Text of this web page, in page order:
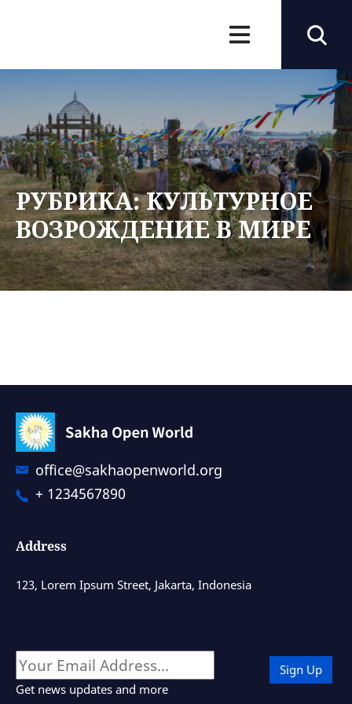
РУБРИКА:КУЛЬТУРНОЕ
ВОЗРОЖДЕНИЕ В МИРЕ
office@sakhaopenworld.org
+ 1234567890
Address
123, Lorem Ipsum Street, Jakarta, Indonesia
Get news updates and more